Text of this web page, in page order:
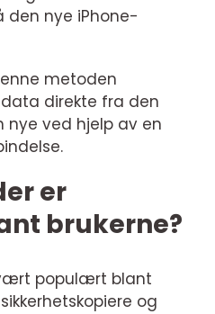
nye iPhone-
metoden
direkte fra den
ved hjelp av en
er
brukerne?
populært blant
og